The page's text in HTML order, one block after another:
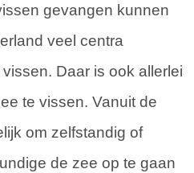
gevangen kunnen
veel centra
Daar is ook allerlei
te vissen. Vanuit de
om zelfstandig of
de zee op te gaan